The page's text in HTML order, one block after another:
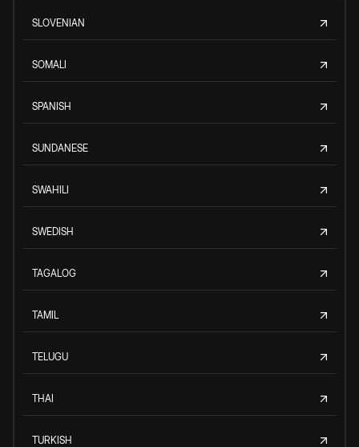
SLOVENIAN
SOMALI
SPANISH
SUNDANESE
SWAHILI
SWEDISH
TAGALOG
TAMIL
TELUGU
THAI
TURKISH